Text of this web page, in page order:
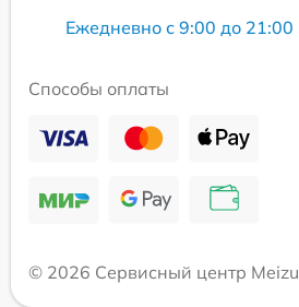
Ежедневно с 9:00 до 21:00
Способы оплаты
© 2026 Сервисный центр Meizu